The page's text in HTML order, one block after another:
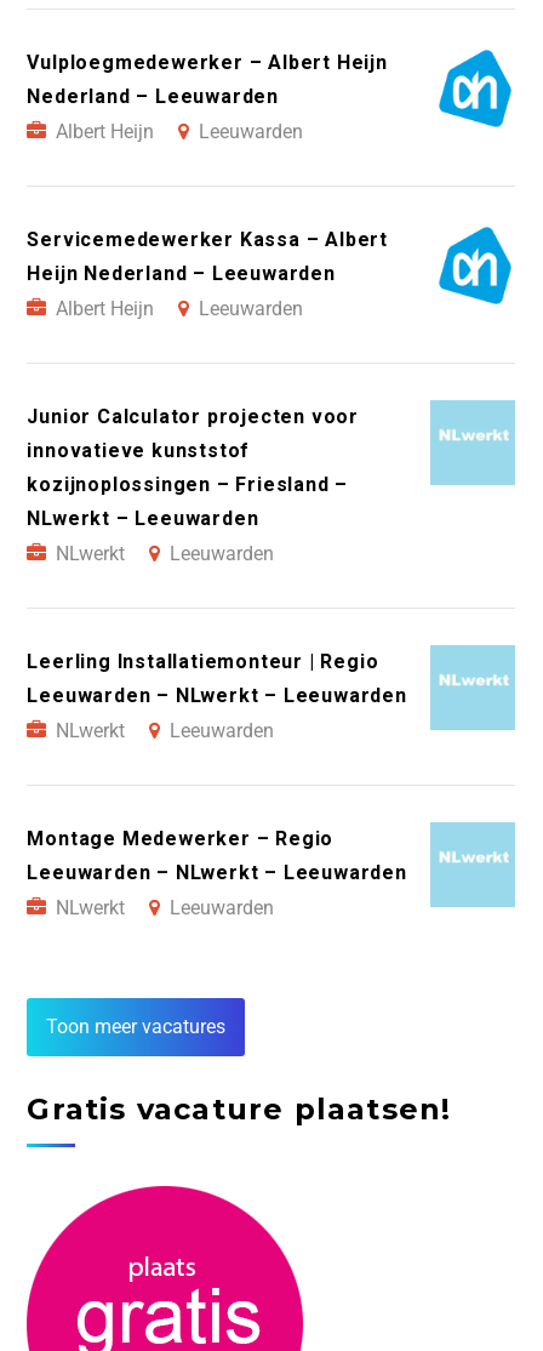
Vulploegmedewerker – Albert Heijn
Nederland – Leeuwarden
Albert Heijn
Leeuwarden
Servicemedewerker Kassa – Albert
Heijn Nederland – Leeuwarden
Albert Heijn
Leeuwarden
Junior Calculator projecten voor
innovatieve kunststof
kozijnoplossingen – Friesland –
NLwerkt – Leeuwarden
NLwerkt
Leeuwarden
Leerling Installatiemonteur | Regio
Leeuwarden – NLwerkt – Leeuwarden
NLwerkt
Leeuwarden
Montage Medewerker – Regio
Leeuwarden – NLwerkt – Leeuwarden
NLwerkt
Leeuwarden
Toon meer vacatures
Gratis vacature plaatsen!